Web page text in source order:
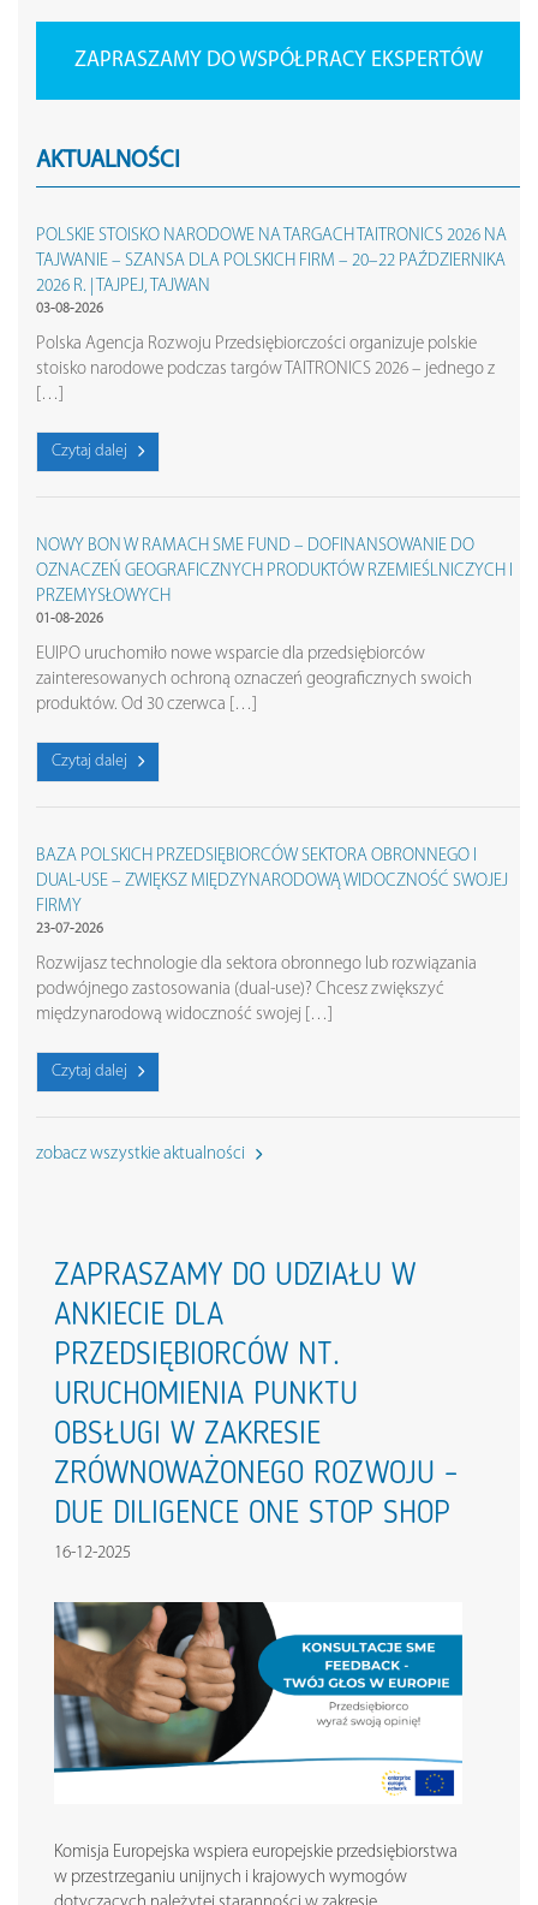
ZAPRASZAMY DO WSPÓŁPRACY EKSPERTÓW
AKTUALNOŚCI
POLSKIE STOISKO NARODOWE NA TARGACH TAITRONICS 2026 NA
TAJWANIE – SZANSA DLA POLSKICH FIRM – 20–22 PAŹDZIERNIKA
2026 R. | TAJPEJ, TAJWAN
03-08-2026
Polska Agencja Rozwoju Przedsiębiorczości organizuje polskie
stoisko narodowe podczas targów TAITRONICS 2026 – jednego z
[…]
Czytaj dalej
NOWY BON W RAMACH SME FUND – DOFINANSOWANIE DO
OZNACZEŃ GEOGRAFICZNYCH PRODUKTÓW RZEMIEŚLNICZYCH I
PRZEMYSŁOWYCH
01-08-2026
EUIPO uruchomiło nowe wsparcie dla przedsiębiorców
zainteresowanych ochroną oznaczeń geograficznych swoich
produktów. Od 30 czerwca […]
Czytaj dalej
BAZA POLSKICH PRZEDSIĘBIORCÓW SEKTORA OBRONNEGO I
DUAL-USE – ZWIĘKSZ MIĘDZYNARODOWĄ WIDOCZNOŚĆ SWOJEJ
FIRMY
23-07-2026
Rozwijasz technologie dla sektora obronnego lub rozwiązania
podwójnego zastosowania (dual-use)? Chcesz zwiększyć
międzynarodową widoczność swojej […]
Czytaj dalej
zobacz wszystkie aktualności
ZAPRASZAMY DO UDZIAŁU W
ANKIECIE DLA
PRZEDSIĘBIORCÓW NT.
URUCHOMIENIA PUNKTU
OBSŁUGI W ZAKRESIE
ZRÓWNOWAŻONEGO ROZWOJU –
DUE DILIGENCE ONE STOP SHOP
16-12-2025
Komisja Europejska wspiera europejskie przedsiębiorstwa
w przestrzeganiu unijnych i krajowych wymogów